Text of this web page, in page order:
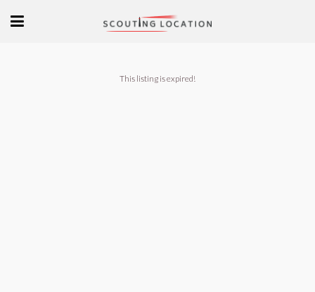
This listing is expired!